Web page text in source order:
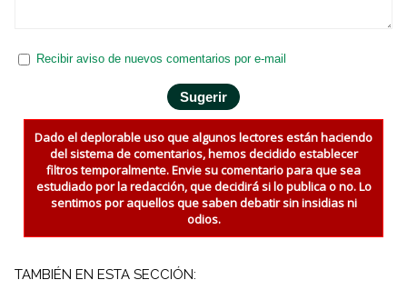
Recibir aviso de nuevos comentarios por e-mail
Dado el deplorable uso que algunos lectores están haciendo
del sistema de comentarios, hemos decidido establecer
filtros temporalmente. Envie su comentario para que sea
estudiado por la redacción, que decidirá si lo publica o no. Lo
sentimos por aquellos que saben debatir sin insidias ni
odios.
TAMBIÉN EN ESTA SECCIÓN: